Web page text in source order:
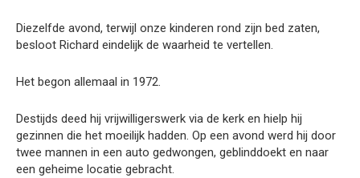
Diezelfde avond, terwijl onze kinderen rond zijn bed zaten,
besloot Richard eindelijk de waarheid te vertellen.
Het begon allemaal in 1972.
Destijds deed hij vrijwilligerswerk via de kerk en hielp hij
gezinnen die het moeilijk hadden. Op een avond werd hij door
twee mannen in een auto gedwongen, geblinddoekt en naar
een geheime locatie gebracht.